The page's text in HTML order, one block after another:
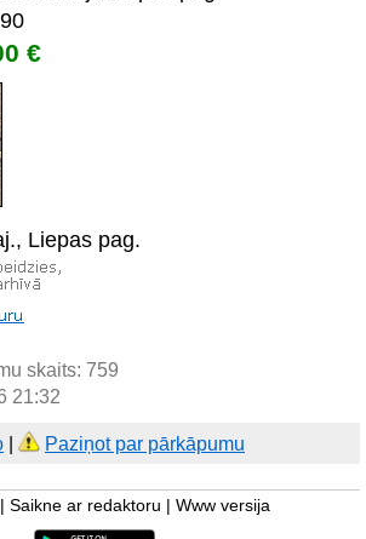
€
Liepas pag.
skaits: 759
21:32
Paziņot par pārkāpumu
Saikne ar redaktoru Www versija